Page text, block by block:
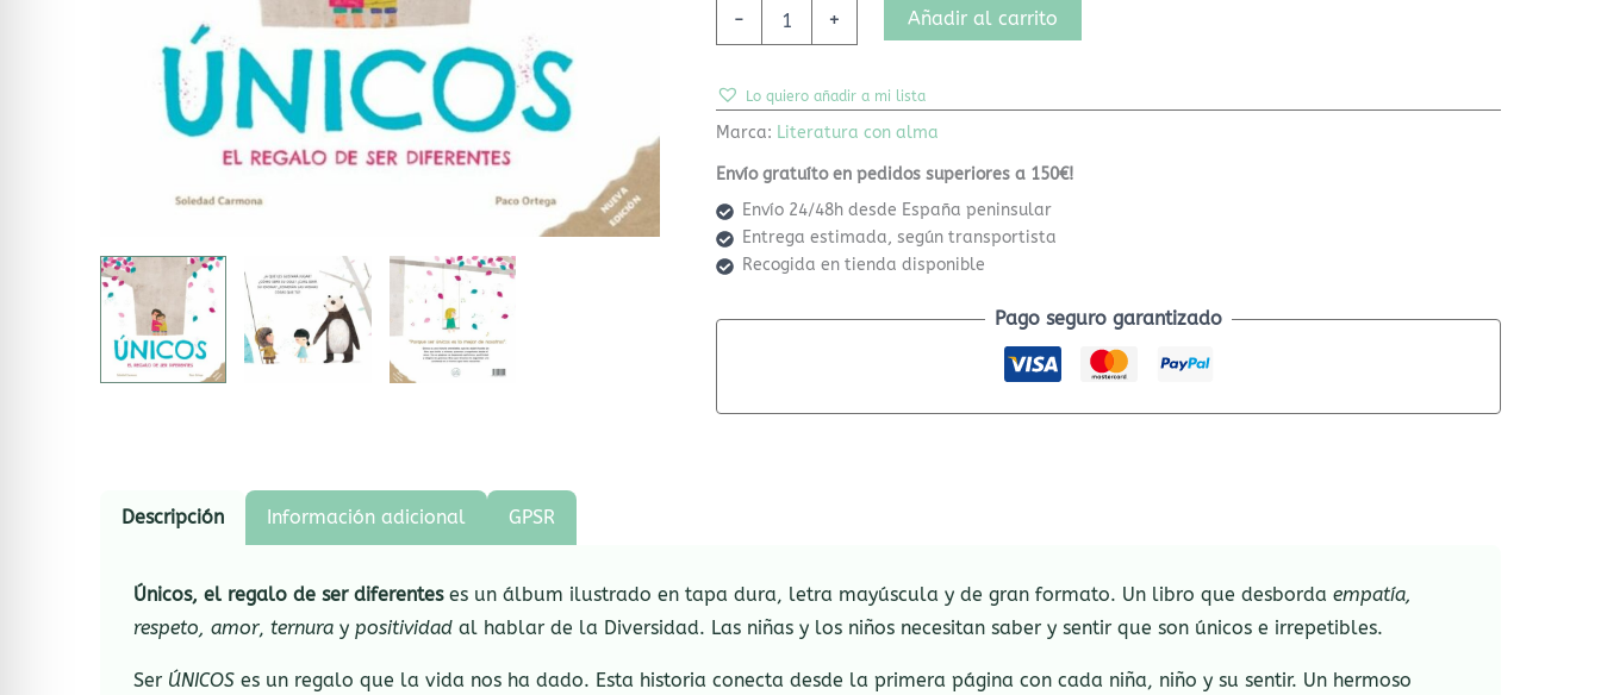
- + Añadir al carrito
Lo quiero añadir a mi lista
Marca: Literatura con alma
Envío gratuíto en pedidos superiores a 150€!
Envío 24/48h desde España peninsular
Entrega estimada, según transportista
Recogida en tienda disponible
Pago seguro garantizado
Descripción Información adicional GPSR
Únicos, el regalo de ser diferenteses un álbum ilustrado en tapa dura, letra mayúscula y de gran formato. Un libro que desborda empatía,
respeto, amor, ternura y positividad al hablar de la Diversidad. Las niñas y los niños necesitan saber y sentir que son únicos e irrepetibles.
Ser ÚNICOS es un regalo que la vida nos ha dado. Esta historia conecta desde la primera página con cada niña, niño y su sentir. Un hermoso